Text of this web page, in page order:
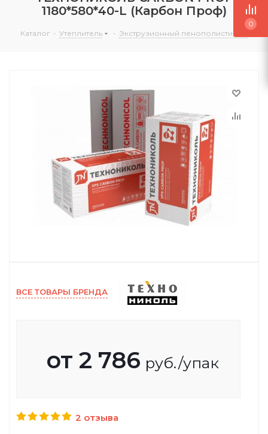
1180*580*40-L (Карбон Проф)
Каталог - Утеплитель - Экструзионный пенополистирол
ВСЕ ТОВАРЫ БРЕНДА
от 2 786 руб./упак
2 отзыва
0